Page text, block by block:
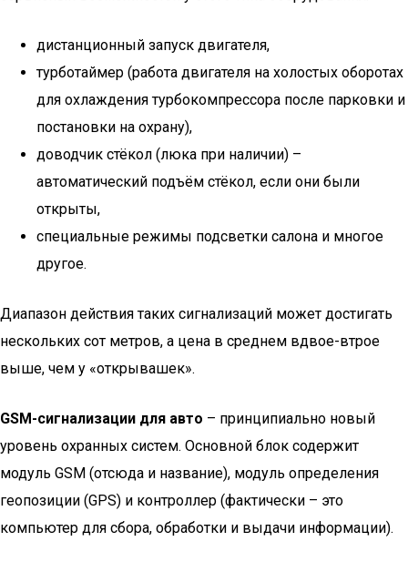
дистанционный запуск двигателя,
турботаймер (работа двигателя на холостых оборотах
для охлаждения турбокомпрессора после парковки и
постановки на охрану),
доводчик стёкол (люка при наличии) –
автоматический подъём стёкол, если они были
открыты,
специальные режимы подсветки салона и многое
другое.
Диапазон действия таких сигнализаций может достигать
нескольких сот метров, а цена в среднем вдвое-втрое
выше, чем у «открывашек».
GSM-сигнализации для авто – принципиально новый
уровень охранных систем. Основной блок содержит
модуль GSM (отсюда и название), модуль определения
геопозиции (GPS) и контроллер (фактически – это
компьютер для сбора, обработки и выдачи информации).